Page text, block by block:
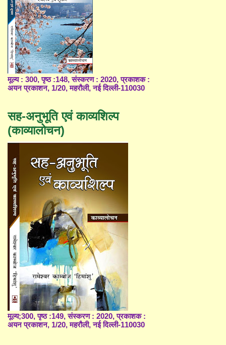
मूल्य : 300, पृष्ठ :148, संस्करण : 2020, प्रकाशक :
अयन प्रकाशन, 1/20, महरौली, नई दिल्ली-110030
सह-अनुभूति एवं काव्यशिल्प
(काव्यालोचन)
मूल्य;300, पृष्ठ :149, संस्करण : 2020, प्रकाशक :
अयन प्रकाशन, 1/20, महरौली, नई दिल्ली-110030